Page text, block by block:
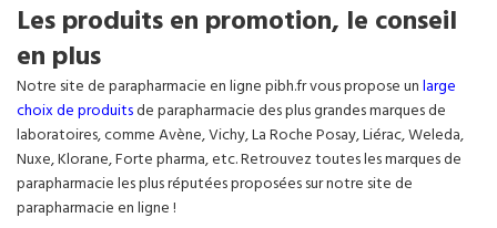
Les produits en promotion, le conseil
en plus
Notre site de parapharmacie en ligne pibh.fr vous propose unlarge
choix de produitsde parapharmacie des plus grandes marques de
laboratoires, comme Avène, Vichy, La Roche Posay, Liérac, Weleda,
Nuxe, Klorane, Forte pharma, etc. Retrouvez toutes les marques de
parapharmacie les plus réputées proposées sur notre site de
parapharmacie en ligne !